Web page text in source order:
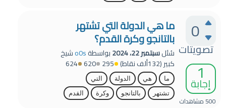
0
تصويتات
1
إجابة
500مشاهدات
ما هي الدولة التي تشتهر
بالتانجو وكرة القدم؟
سُئلسبتمبر 22، 2024 بواسطةo0sشيخ
كبير(132ألف نقاط) 295
620
624
ما هي الدولة
التي
تشتهر
بالتانجو وكرة القدم